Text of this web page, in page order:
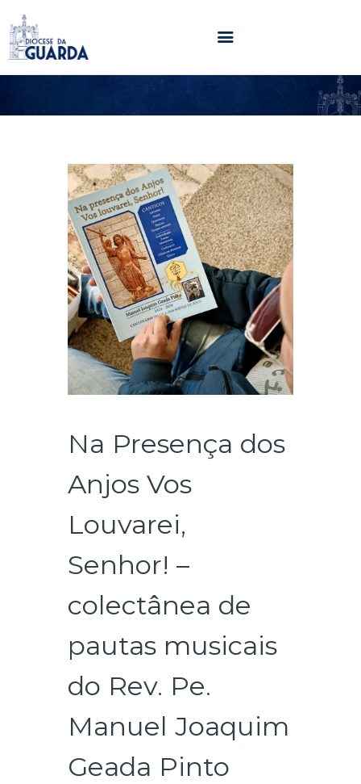
HOME
PARÓQUIAS
NOTÍCIAS
AGENDA
MULTIMÉDIA
SENTIR COM A IGREJA
CONTACTOS
Na Presença dos
Anjos Vos
Louvarei,
Senhor! –
colectânea de
pautas musicais
do Rev. Pe.
Manuel Joaquim
Geada Pinto